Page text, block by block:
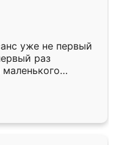
уже не первый
раз
,во второй раз
очень
быстрая,